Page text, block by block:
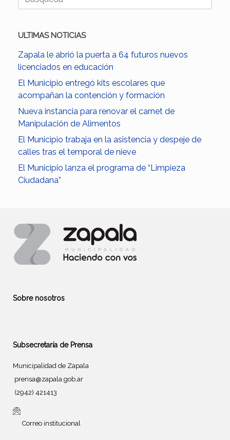
ULTIMAS NOTICIAS
Zapala le abrió la puerta a 64 futuros nuevos
licenciados en educación
El Municipio entregó kits escolares que
acompañan la contención y formación
Nueva instancia para renovar el carnet de
Manipulación de Alimentos
El Municipio trabaja en la asistencia y despeje de
calles tras el temporal de nieve
El Municipio lanza el programa de “Limpieza
Ciudadana”
Sobre nosotros
Subsecretaría de Prensa
Municipalidad de Zapala
prensa@zapala.gob.ar
(2942) 421413
Correo institucional